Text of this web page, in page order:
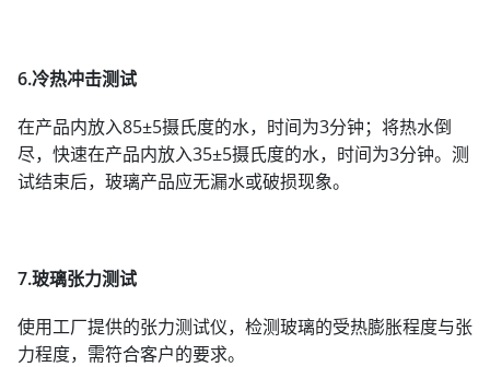
6.冷热冲击测试
在产品内放入85±5摄氏度的水，时间为3分钟；将热水倒
尽，快速在产品内放入35±5摄氏度的水，时间为3分钟。测
试结束后，玻璃产品应无漏水或破损现象。
7.玻璃张力测试
使用工厂提供的张力测试仪，检测玻璃的受热膨胀程度与张
力程度，需符合客户的要求。